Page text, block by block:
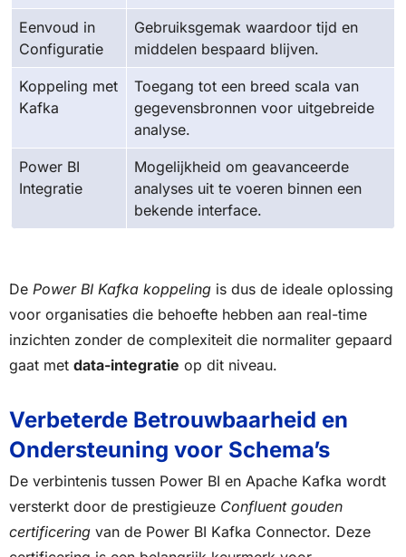
Eenvoud in
Configuratie
Gebruiksgemak waardoor tijd en
middelen bespaard blijven.
Koppeling met
Kafka
Toegang tot een breed scala van
gegevensbronnen voor uitgebreide
analyse.
Power BI
Integratie
Mogelijkheid om geavanceerde
analyses uit te voeren binnen een
bekende interface.
De Power BI Kafka koppeling is dus de ideale oplossing
voor organisaties die behoefte hebben aan real-time
inzichten zonder de complexiteit die normaliter gepaard
gaat met data-integratie op dit niveau.
Verbeterde Betrouwbaarheid en
Ondersteuning voor Schema’s
De verbintenis tussen Power BI en Apache Kafka wordt
versterkt door de prestigieuze Confluent gouden
certificering van de Power BI Kafka Connector. Deze